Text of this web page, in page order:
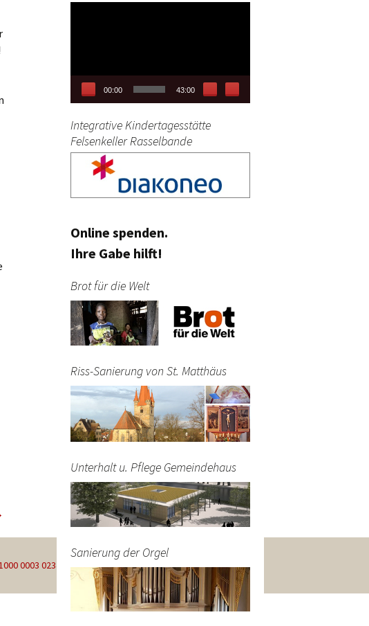
00:00 43:00
Integrative Kindertagesstätte
Felsenkeller Rasselbande
Online spenden.
Ihre Gabe hilft!
Brot für die Welt
Riss-Sanierung von St. Matthäus
Unterhalt u. Pflege Gemeindehaus
Sanierung der Orgel
0003 0234 00 - BIC GENODEF1FOH